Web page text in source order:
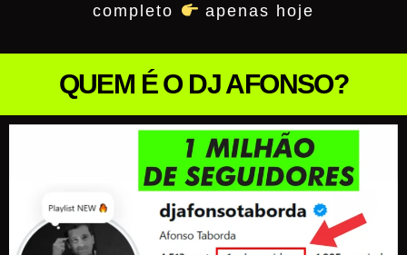
completo
apenas hoje
QUEM É O DJ AFONSO?